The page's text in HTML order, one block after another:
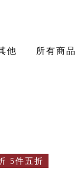
他 所有商品
5件五折